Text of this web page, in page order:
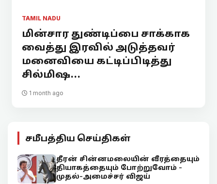
TAMIL NADU
மின்சார துண்டிப்பை சாக்காக
வைத்து இரவில் அடுத்தவர்
மனைவியை கட்டிப்பிடித்து
சில்மிஷ...
1 month ago
சமீபத்திய செய்திகள்
தீரன் சின்னமலையின் வீரத்தையும்
தியாகத்தையும் போற்றுவோம் -
முதல்-அமைச்சர் விஜய்